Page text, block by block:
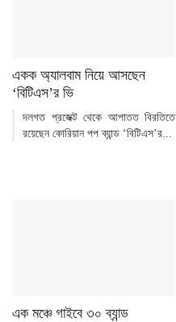
একক অ্যালবাম নিয়ে আসছেন
‘বিটিএস’র ভি
দলগত প্রজেক্ট থেকে আপাতত বিরতিতে
রয়েছেন কোরিয়ান পপ ব্যান্ড ‘বিটিএস’র...
এক মঞ্চে গাইবে ৩০ ব্যান্ড